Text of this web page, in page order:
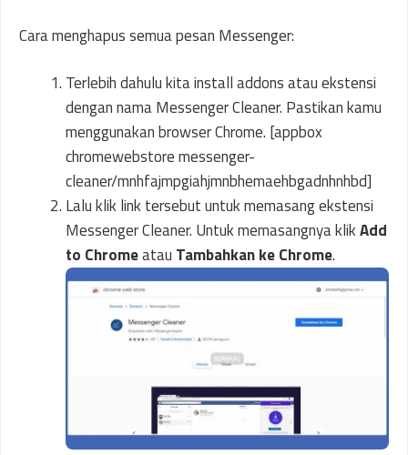
Cara menghapus semua pesan Messenger:
Terlebih dahulu kita install addons atau ekstensi
dengan nama Messenger Cleaner. Pastikan kamu
menggunakan browser Chrome. [appbox
chromewebstore messenger-
cleaner/mnhfajmpgiahjmnbhemaehbgadnhnhbd]
Lalu klik link tersebut untuk memasang ekstensi
Messenger Cleaner. Untuk memasangnya klikAdd
to Chromeatau Tambahkan ke Chrome.